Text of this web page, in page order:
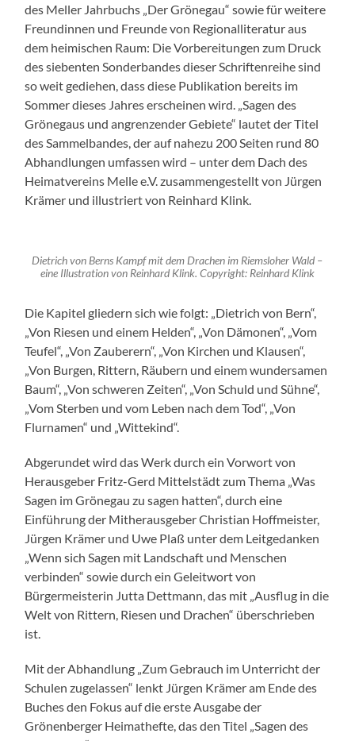
des Meller Jahrbuchs „Der Grönegau“ sowie für weitere
Freundinnen und Freunde von Regionalliteratur aus
dem heimischen Raum: Die Vorbereitungen zum Druck
des siebenten Sonderbandes dieser Schriftenreihe sind
so weit gediehen, dass diese Publikation bereits im
Sommer dieses Jahres erscheinen wird. „Sagen des
Grönegaus und angrenzender Gebiete“ lautet der Titel
des Sammelbandes, der auf nahezu 200 Seiten rund 80
Abhandlungen umfassen wird – unter dem Dach des
Heimatvereins Melle e.V. zusammengestellt von Jürgen
Krämer und illustriert von Reinhard Klink.
Dietrich von Berns Kampf mit dem Drachen im Riemsloher Wald –
eine Illustration von Reinhard Klink. Copyright: Reinhard Klink
Die Kapitel gliedern sich wie folgt: „Dietrich von Bern“,
„Von Riesen und einem Helden“, „Von Dämonen“, „Vom
Teufel“, „Von Zauberern“, „Von Kirchen und Klausen“,
„Von Burgen, Rittern, Räubern und einem wundersamen
Baum“, „Von schweren Zeiten“, „Von Schuld und Sühne“,
„Vom Sterben und vom Leben nach dem Tod“, „Von
Flurnamen“ und „Wittekind“.
Abgerundet wird das Werk durch ein Vorwort von
Herausgeber Fritz-Gerd Mittelstädt zum Thema „Was
Sagen im Grönegau zu sagen hatten“, durch eine
Einführung der Mitherausgeber Christian Hoffmeister,
Jürgen Krämer und Uwe Plaß unter dem Leitgedanken
„Wenn sich Sagen mit Landschaft und Menschen
verbinden“ sowie durch ein Geleitwort von
Bürgermeisterin Jutta Dettmann, das mit „Ausflug in die
Welt von Rittern, Riesen und Drachen“ überschrieben
ist.
Mit der Abhandlung „Zum Gebrauch im Unterricht der
Schulen zugelassen“ lenkt Jürgen Krämer am Ende des
Buches den Fokus auf die erste Ausgabe der
Grönenberger Heimathefte, das den Titel „Sagen des